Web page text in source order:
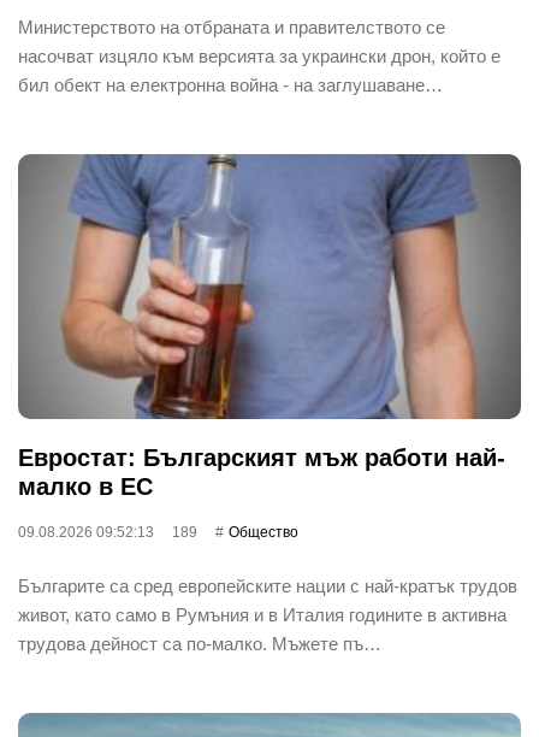
Министерството на отбраната и правителството се
насочват изцяло към версията за украински дрон, който е
бил обект на електронна война - на заглушаване…
Евростат: Българският мъж работи най-
малко в ЕС
09.08.2026 09:52:13 189 Общество
Българите са сред европейските нации с най-кратък трудов
живот, като само в Румъния и в Италия годините в активна
трудова дейност са по-малко. Мъжете пъ…